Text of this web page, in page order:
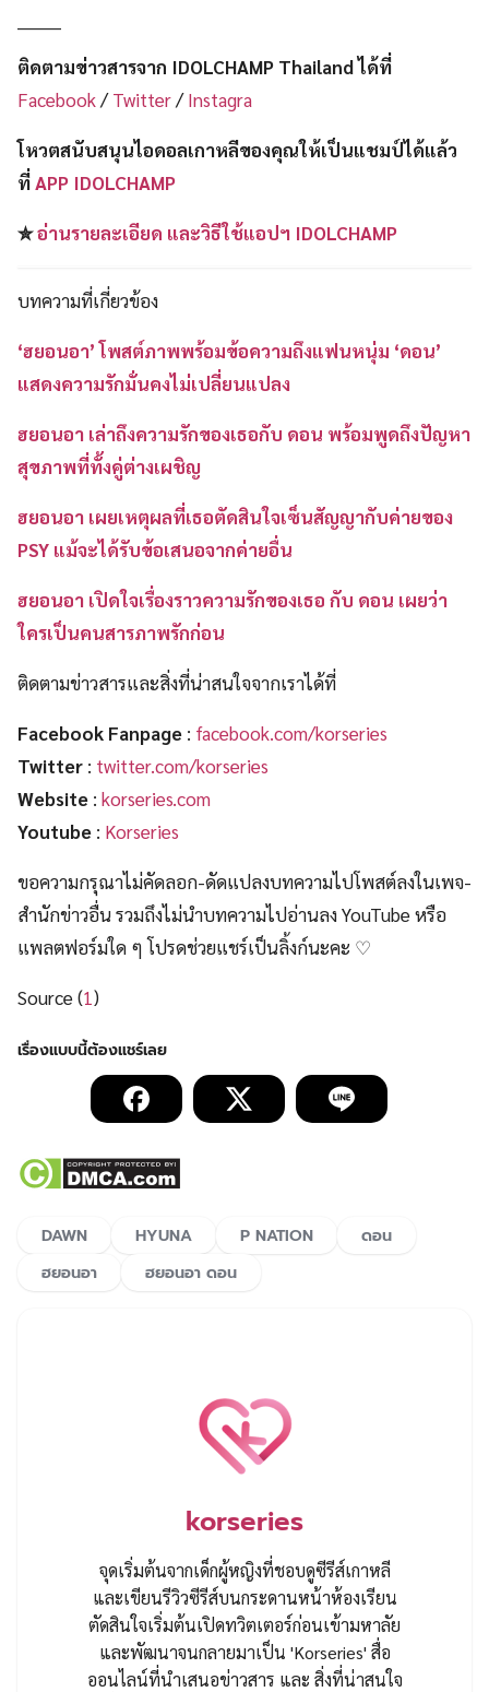
ติดตามข่าวสารจาก IDOLCHAMP Thailand ได้ที่
Facebook/Twitter/Instagra
โหวตสนับสนุนไอดอลเกาหลีของคุณให้เป็นแชมป์ได้แล้ว
ที่APP IDOLCHAMP
✮อ่านรายละเอียด และวิธีใช้แอปฯ IDOLCHAMP
บทความที่เกี่ยวข้อง
‘ฮยอนอา’ โพสต์ภาพพร้อมข้อความถึงแฟนหนุ่ม ‘ดอน’
แสดงความรักมั่นคงไม่เปลี่ยนแปลง
ฮยอนอา เล่าถึงความรักของเธอกับ ดอน พร้อมพูดถึงปัญหา
สุขภาพที่ทั้งคู่ต่างเผชิญ
ฮยอนอา เผยเหตุผลที่เธอตัดสินใจเซ็นสัญญากับค่ายของ
PSY แม้จะได้รับข้อเสนอจากค่ายอื่น
ฮยอนอา เปิดใจเรื่องราวความรักของเธอ กับ ดอน เผยว่า
ใครเป็นคนสารภาพรักก่อน
ติดตามข่าวสารและสิ่งที่น่าสนใจจากเราได้ที่
Facebook Fanpage : facebook.com/korseries
Twitter : twitter.com/korseries
Website : korseries.com
Youtube : Korseries
ขอความกรุณาไม่คัดลอก-ดัดแปลงบทความไปโพสต์ลงในเพจ-
สำนักข่าวอื่น รวมถึงไม่นำบทความไปอ่านลง YouTube หรือ
แพลตฟอร์มใด ๆ โปรดช่วยแชร์เป็นลิ้งก์นะคะ ♡
Source (1)
DAWN HYUNA P NATION
ดอน
ฮยอนอา
ฮยอนอา ดอน
korseries
จุดเริ่มต้นจากเด็กผู้หญิงที่ชอบดูซีรีส์เกาหลี
และเขียนรีวิวซีรีส์บนกระดานหน้าห้องเรียน
ตัดสินใจเริ่มต้นเปิดทวิตเตอร์ก่อนเข้ามหาลัย
และพัฒนาจนกลายมาเป็น 'Korseries' สื่อ
ออนไลน์ที่นำเสนอข่าวสาร และ สิ่งที่น่าสนใจ